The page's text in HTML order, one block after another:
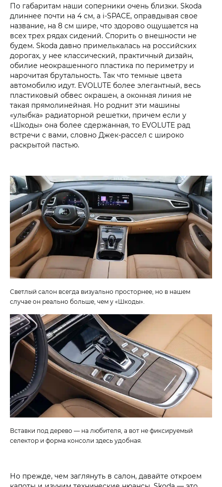
По габаритам наши соперники очень близки. Skoda
длиннее почти на 4 см, а i‑SPACE, оправдывая свое
название, на 8 см шире, что здорово ощущается на
всех трех рядах сидений. Спорить о внешности не
будем. Skoda давно примелькалась на российских
дорогах, у нее классический, практичный дизайн,
обилие неокрашенного пластика по периметру и
нарочитая брутальность. Так что темные цвета
автомобилю идут. EVOLUTE более элегантный, весь
пластиковый обвес окрашен, а оконная линия не
такая прямолинейная. Но роднит эти машины
«улыбка» радиаторной решетки, причем если у
«Шкоды» она более сдержанная, то EVOLUTE рад
встречи с вами, словно Джек-рассел с широко
раскрытой пастью.
Светлый салон всегда визуально просторнее, но в нашем
случае он реально больше, чем у «Шкоды».
Вставки под дерево — на любителя, а вот не фиксируемый
селектор и форма консоли здесь удобная.
Но прежде, чем заглянуть в салон, давайте откроем